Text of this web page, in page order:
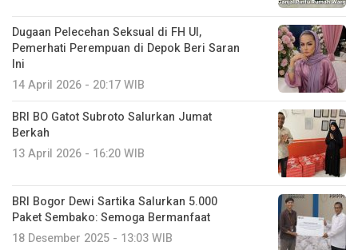
Dugaan Pelecehan Seksual di FH UI,
Pemerhati Perempuan di Depok Beri Saran
Ini
14 April 2026 - 20:17 WIB
BRI BO Gatot Subroto Salurkan Jumat
Berkah
13 April 2026 - 16:20 WIB
BRI Bogor Dewi Sartika Salurkan 5.000
Paket Sembako: Semoga Bermanfaat
18 Desember 2025 - 13:03 WIB